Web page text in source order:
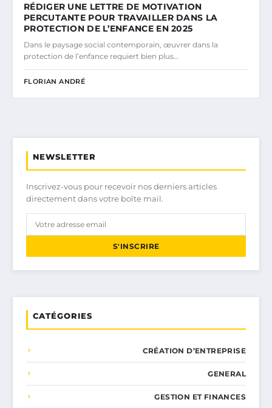
RÉDIGER UNE LETTRE DE MOTIVATION
PERCUTANTE POUR TRAVAILLER DANS LA
PROTECTION DE L’ENFANCE EN 2025
Dans le paysage social contemporain, œuvrer dans la
protection de l’enfance requiert bien plus…
FLORIAN ANDRÉ
NEWSLETTER
Inscrivez-vous pour recevoir nos derniers articles
directement dans votre boîte mail.
S'INSCRIRE
CATÉGORIES
CRÉATION D’ENTREPRISE
GENERAL
GESTION ET FINANCES